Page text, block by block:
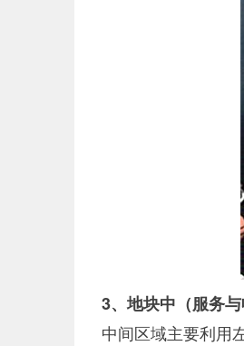
3、地块中（服务与
中间区域主要利用